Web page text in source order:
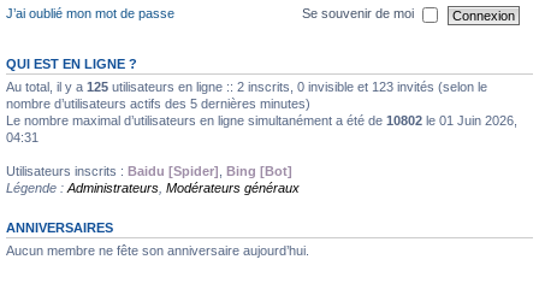
J’ai oublié mon mot de passe
Se souvenir de moi
QUI EST EN LIGNE ?
Au total, il y a 125 utilisateurs en ligne :: 2 inscrits, 0 invisible et 123 invités (selon le
nombre d’utilisateurs actifs des 5 dernières minutes)
Le nombre maximal d’utilisateurs en ligne simultanément a été de 10802 le 01 Juin 2026,
04:31
Utilisateurs inscrits : Baidu [Spider] Bing [Bot]
Légende : Administrateurs Modérateurs généraux
ANNIVERSAIRES
Aucun membre ne fête son anniversaire aujourd’hui.